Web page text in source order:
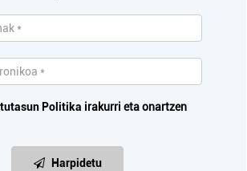
Politika irakurri eta onartzen
Harpidetu